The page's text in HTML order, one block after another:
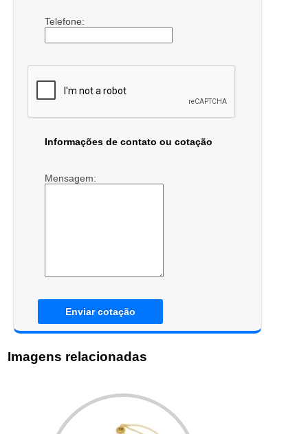
Telefone:
Informações de contato ou cotação
Mensagem:
Enviar cotação
Imagens relacionadas